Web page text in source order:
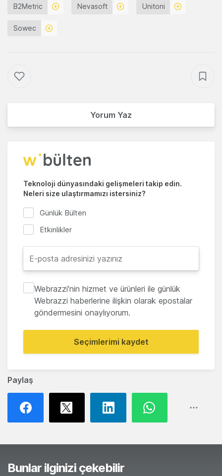
Paylaş
B2Metric Nevasoft Unitoni
Sowec
Yorum Yaz
Teknoloji dünyasındaki gelişmeleri takip edin.
Neleri size ulaştırmamızı istersiniz?
Günlük Bülten
Etkinlikler
Webrazzi'nin hizmet ve ürünleri ile günlük
Webrazzi haberlerine ilişkin olarak epostalar
göndermesini onaylıyorum.
Seçimlerimi kaydet
Bunlar ilginizi çekebilir